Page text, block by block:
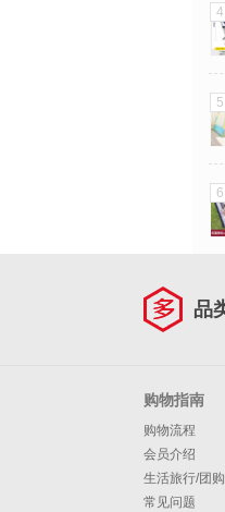
4
5
6
品
购物指南
购物流程
会员介绍
生活旅行/团购
常见问题